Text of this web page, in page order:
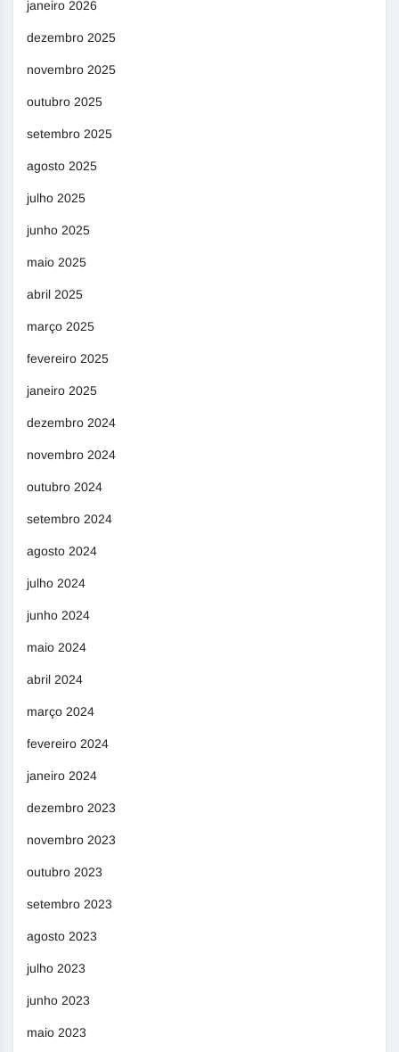
janeiro 2026
dezembro 2025
novembro 2025
outubro 2025
setembro 2025
agosto 2025
julho 2025
junho 2025
maio 2025
abril 2025
março 2025
fevereiro 2025
janeiro 2025
dezembro 2024
novembro 2024
outubro 2024
setembro 2024
agosto 2024
julho 2024
junho 2024
maio 2024
abril 2024
março 2024
fevereiro 2024
janeiro 2024
dezembro 2023
novembro 2023
outubro 2023
setembro 2023
agosto 2023
julho 2023
junho 2023
maio 2023